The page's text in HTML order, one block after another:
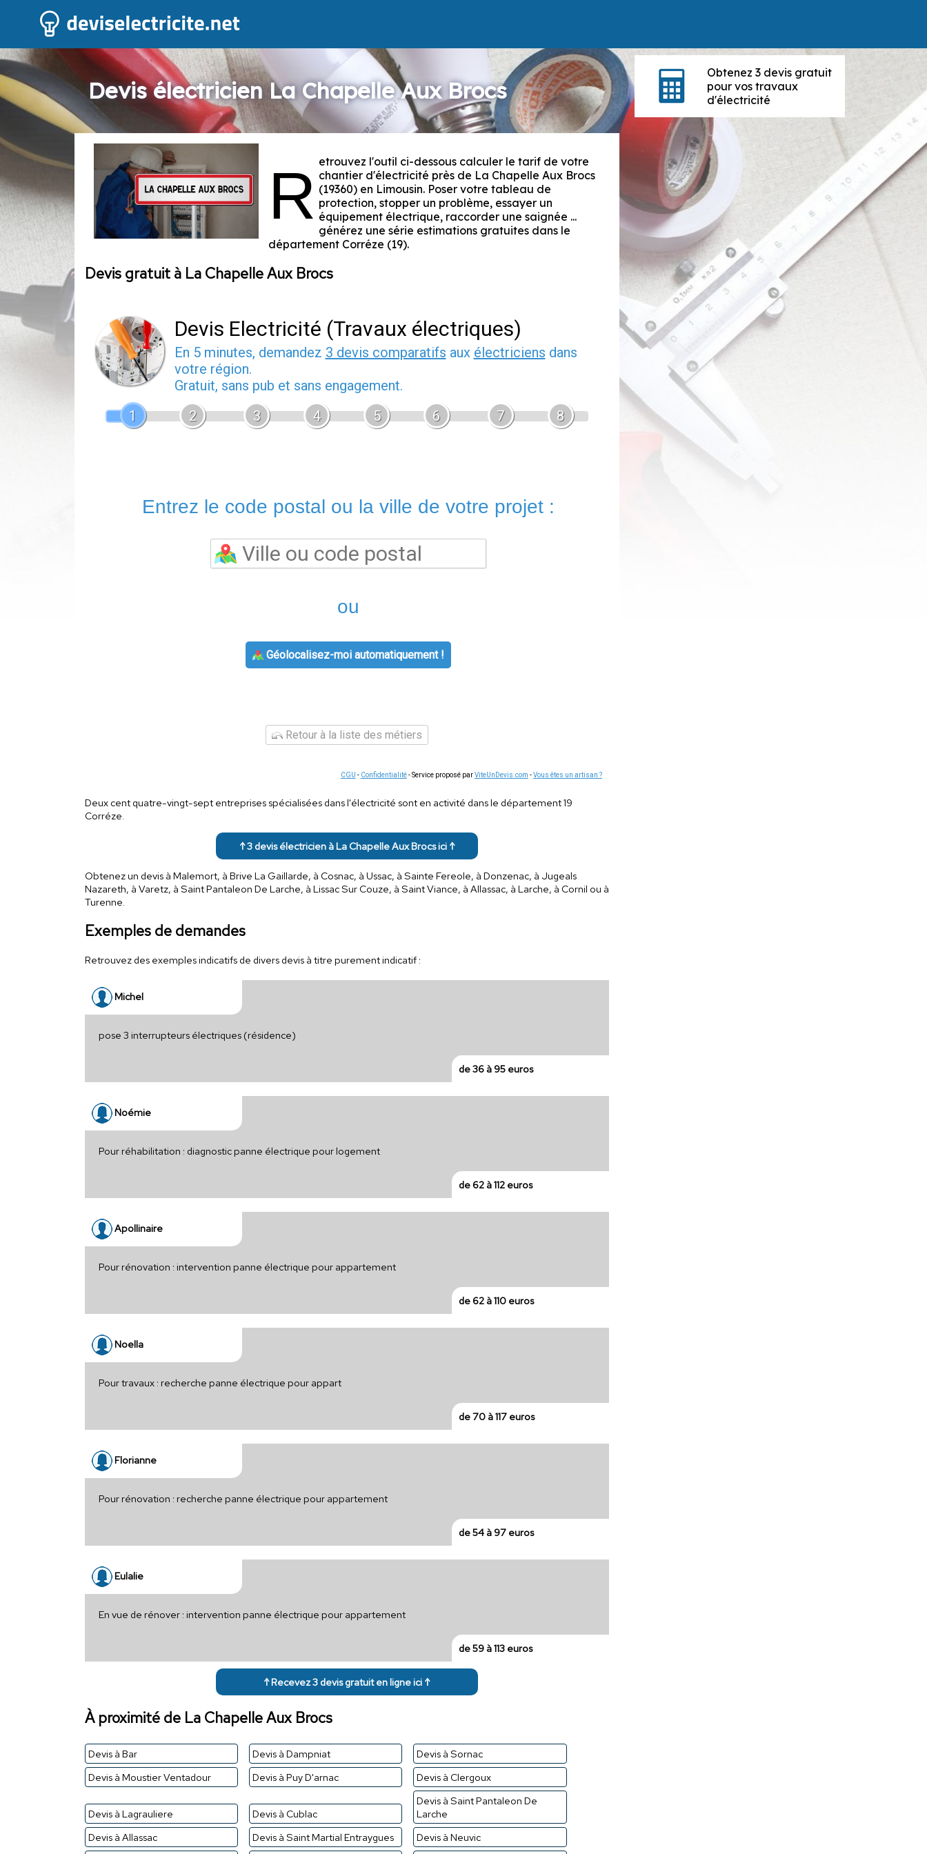
Devis électricien La Chapelle Aux Brocs
R etrouvez l'outil ci-dessous calculer le tarif de votre
chantier d'électricité près de La Chapelle Aux Brocs
(19360) en Limousin. Poser votre tableau de
protection, stopper un problème, essayer un
équipement électrique, raccorder une saignée ...
générez une série estimations gratuites dans le
département Corréze (19).
Devis gratuit à La Chapelle Aux Brocs
Devis Electricité (Travaux électriques)
En 5 minutes, demandez 3 devis comparatifs aux électriciens dans
votre région.
Gratuit, sans pub et sans engagement.
1
2 3 4 5 6 7 8
Entrez le code postal ou la ville de votre projet :
ou
Géolocalisez-moi automatiquement !
Retour à la liste des métiers
CGU - Confidentialité- Service proposé parViteUnDevis.com -Vous êtes un artisan ?
Deux cent quatre-vingt-sept entreprises spécialisées dans l'électricité sont en activité dans le département 19
Corréze.
↑ 3 devis électricien à La Chapelle Aux Brocs ici ↑
Obtenez un devis à Malemort, à Brive La Gaillarde, à Cosnac, à Ussac, à Sainte Fereole, à Donzenac, à Jugeals
Nazareth, à Varetz, à Saint Pantaleon De Larche, à Lissac Sur Couze, à Saint Viance, à Allassac, à Larche, à Cornil ou à
Turenne.
Exemples de demandes
Retrouvez des exemples indicatifs de divers devis à titre purement indicatif :
Michel
pose 3 interrupteurs électriques (résidence)
de 36 à 95 euros
Noémie
Pour réhabilitation : diagnostic panne électrique pour logement
de 62 à 112 euros
Apollinaire
Pour rénovation : intervention panne électrique pour appartement
de 62 à 110 euros
Noella
Pour travaux : recherche panne électrique pour appart
de 70 à 117 euros
Florianne
Pour rénovation : recherche panne électrique pour appartement
de 54 à 97 euros
Eulalie
En vue de rénover : intervention panne électrique pour appartement
de 59 à 113 euros
↑ Recevez 3 devis gratuit en ligne ici ↑
À proximité de La Chapelle Aux Brocs
Devis à Bar Devis à Dampniat
Devis à Sornac
Devis à Moustier Ventadour
Devis à Puy D'arnac Devis à Clergoux
Devis à Lagrauliere Devis à Cublac
Devis à Saint Pantaleon De
Larche
Devis à Allassac
Devis à Saint Martial Entraygues
Devis à Neuvic
Obtenez 3 devis gratuit
pour vos travaux
d'électricité